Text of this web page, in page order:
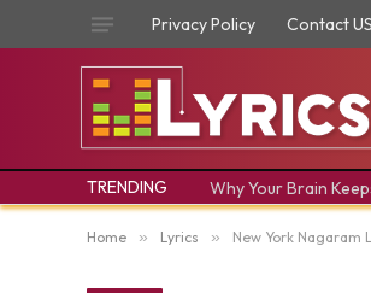
Privacy Policy Contact US
TRENDING Why Your Brain
Home » Lyrics » New York Nagaram